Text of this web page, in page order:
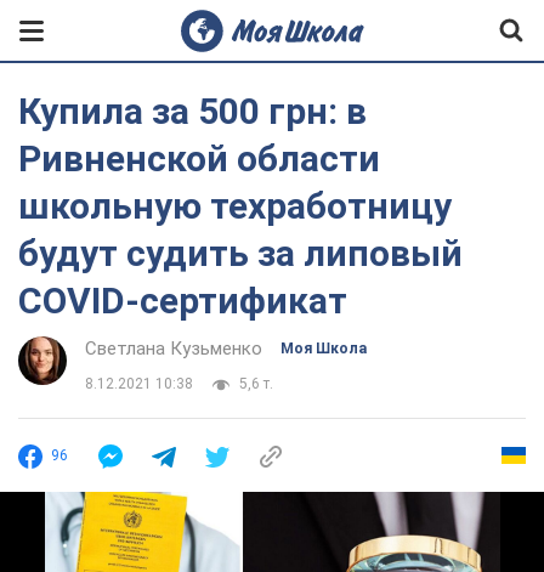
Купила за 500 грн: в
Ривненской области
школьную техработницу
будут судить за липовый
COVID-сертификат
Светлана Кузьменко Моя Школа
8.12.2021 10:38 5,6 т.
96